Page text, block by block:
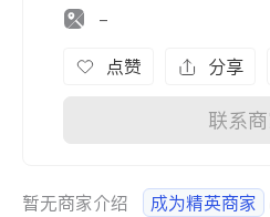
-
点赞 分享
联系
暂无商家介绍 成为精英商家